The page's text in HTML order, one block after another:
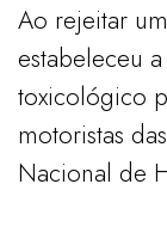
Ao rejeitar
estabeleceu
toxicológico
motoristas
Nacional de